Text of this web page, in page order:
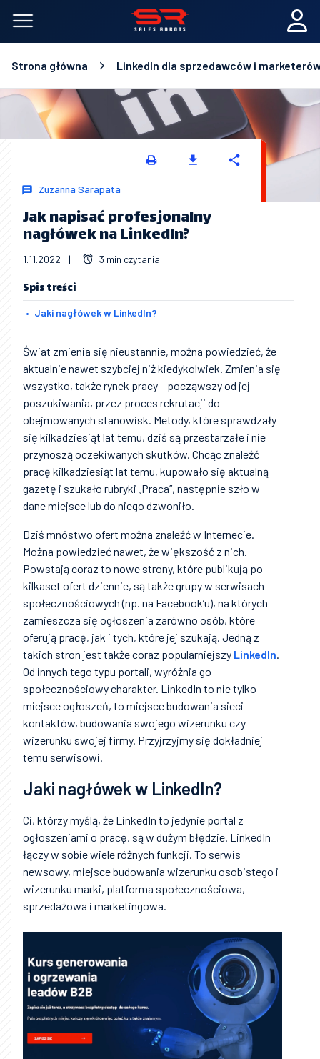
Strona główna LinkedIn dla sprzedawców i
Zuzanna Sarapata
Jak napisać profesjonalny
nagłówek na LinkedIn?
1.11.2022 | 3 min czytania
Spis treści
Jaki nagłówek w LinkedIn?
Świat zmienia się nieustannie, można powiedzieć, że
aktualnie nawet szybciej niż kiedykolwiek. Zmienia się
wszystko, także rynek pracy – począwszy od jej
poszukiwania, przez proces rekrutacji do
obejmowanych stanowisk. Metody, które sprawdzały
się kilkadziesiąt lat temu, dziś są przestarzałe i nie
przynoszą oczekiwanych skutków. Chcąc znaleźć
pracę kilkadziesiąt lat temu, kupowało się aktualną
gazetę i szukało rubryki „Praca”, następnie szło w
dane miejsce lub do niego dzwoniło.
Dziś mnóstwo ofert można znaleźć w Internecie.
Można powiedzieć nawet, że większość z nich.
Powstają coraz to nowe strony, które publikują po
kilkaset ofert dziennie, są także grupy w serwisach
społecznościowych (np. na Facebook’u), na których
zamieszcza się ogłoszenia zarówno osób, które
oferują pracę, jak i tych, które jej szukają. Jedną z
takich stron jest także coraz popularniejszy LinkedIn
Od innych tego typu portali, wyróżnia go
społecznościowy charakter. LinkedIn to nie tylko
miejsce ogłoszeń, to miejsce budowania sieci
kontaktów, budowania swojego wizerunku czy
wizerunku swojej firmy. Przyjrzyjmy się dokładniej
temu serwisowi.
Jaki nagłówek w LinkedIn?
Ci, którzy myślą, że LinkedIn to jedynie portal z
ogłoszeniami o pracę, są w dużym błędzie. LinkedIn
łączy w sobie wiele różnych funkcji. To serwis
newsowy, miejsce budowania wizerunku osobistego i
wizerunku marki, platforma społecznościowa,
sprzedażowa i marketingowa.